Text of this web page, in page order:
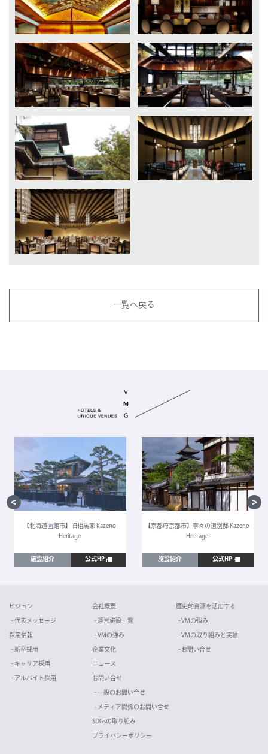
一覧へ戻る
【北海道函館市】旧相馬家 Kazeno
Heritage
施設紹介 公式HP
【京都府京都市】寧々の道別邸 Kazeno
Heritage
施設紹介 公式HP
ビジョン
- 代表メッセージ
採用情報
- 新卒採用
- キャリア採用
- アルバイト採用
会社概要
- 運営施設一覧
- VMの強み
企業文化
ニュース
お問い合せ
- 一般のお問い合せ
- メディア関係のお問い合せ
SDGsの取り組み
プライバシーポリシー
歴史的資源を活用する
- VMの強み
- VMの取り組みと実績
- お問い合せ